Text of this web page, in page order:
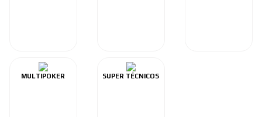
MULTIPOKER SUPER TÉCNICOS